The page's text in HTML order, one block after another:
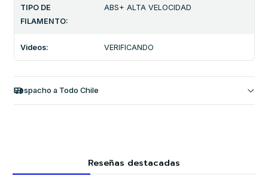
TIPO DE
FILAMENTO:
ABS+ ALTA VELOCIDAD
Videos: VERIFICANDO
Despacho a Todo Chile
Reseñas destacadas